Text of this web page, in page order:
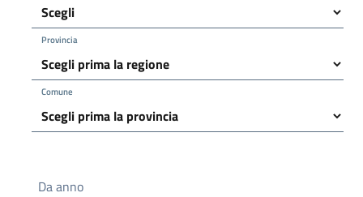
Provincia
Comune
Da anno